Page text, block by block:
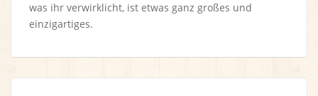
was ihr verwirklicht, ist etwas ganz großes und
einzigartiges.